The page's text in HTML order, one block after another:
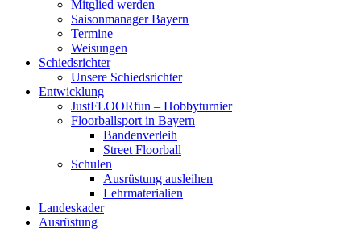
Mitglied werden
Saisonmanager Bayern
Termine
Weisungen
Schiedsrichter
Unsere Schiedsrichter
Entwicklung
JustFLOORfun – Hobbyturnier
Floorballsport in Bayern
Bandenverleih
Street Floorball
Schulen
Ausrüstung ausleihen
Lehrmaterialien
Landeskader
Ausrüstung